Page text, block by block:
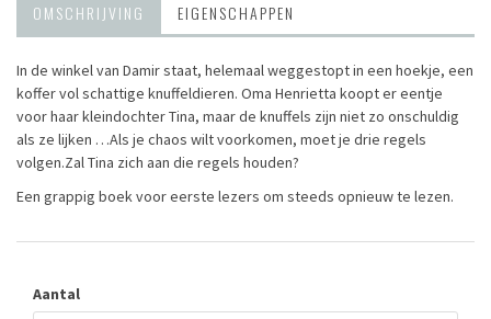
OMSCHRIJVING EIGENSCHAPPEN
In de winkel van Damir staat, helemaal weggestopt in een hoekje, een
koffer vol schattige knuffeldieren. Oma Henrietta koopt er eentje
voor haar kleindochter Tina, maar de knuffels zijn niet zo onschuldig
als ze lijken …Als je chaos wilt voorkomen, moet je drie regels
volgen.Zal Tina zich aan die regels houden?
Een grappig boek voor eerste lezers om steeds opnieuw te lezen.
Aantal